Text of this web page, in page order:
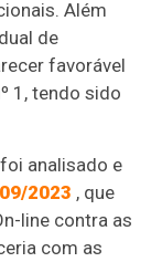
Além
de
favorável
1, tendo sido
analisado e
2023 , que
line contra as
com as